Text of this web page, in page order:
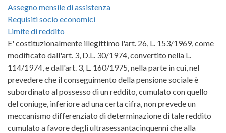
Assegno mensile di assistenza
Requisiti socio economici
Limite di reddito
E' costituzionalmente illegittimo l'art. 26, L. 153/1969, come
modificato dall'art. 3, D.L. 30/1974, convertito nella L.
114/1974, e dall'art. 3, L. 160/1975, nella parte in cui, nel
prevedere che il conseguimento della pensione sociale è
subordinato al possesso di un reddito, cumulato con quello
del coniuge, inferiore ad una certa cifra, non prevede un
meccanismo differenziato di determinazione di tale reddito
cumulato a favore degli ultrasessantacinquenni che alla